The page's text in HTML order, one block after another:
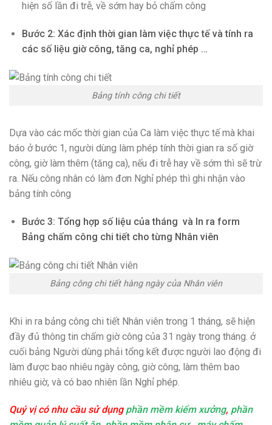
hiện số lần đi trễ, về sớm hay bỏ chấm công
Bước 2: Xác định thời gian làm việc thực tế và tính ra
các số liệu giờ công, tăng ca, nghỉ phép …
Bảng tính công chi tiết
Dựa vào các mốc thời gian của Ca làm việc thực tế mà khai
báo ở bước 1, người dùng làm phép tính thời gian ra số giờ
công, giờ làm thêm (tăng ca), nếu đi trễ hay về sớm thì sẽ trừ
ra. Nếu công nhân có làm đơn Nghỉ phép thì ghi nhận vào
bảng tính công
Bước 3: Tổng hợp số liệu của tháng và In ra form
Bảng chấm công chi tiết cho từng Nhân viên
Bảng công chi tiết hàng ngày của Nhân viên
Khi in ra bảng công chi tiết Nhân viên trong 1 tháng, sẽ hiện
đầy đủ thông tin chấm giờ công của 31 ngày trong tháng. ở
cuối bảng Người dùng phải tổng kết được người lao động đi
làm được bao nhiêu ngày công, giờ công, làm thêm bao
nhiêu giờ, và có bao nhiên lần Nghỉ phép.
Quý vị có nhu cầu sử dụng phần mềm kiểm xưởng, phần